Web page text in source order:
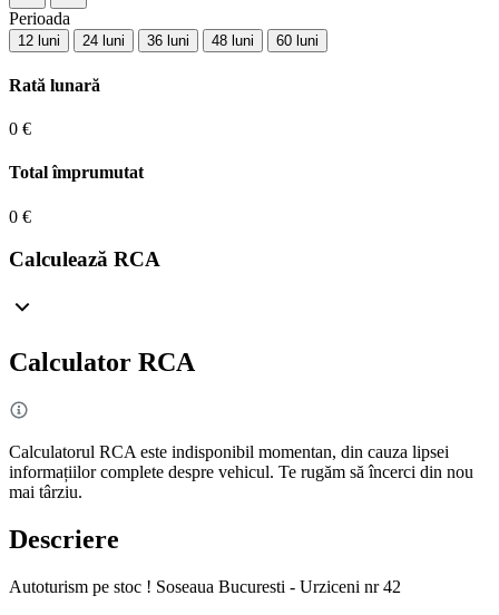
Perioada
12 luni 24 luni 36 luni 48 luni 60 luni
Rată lunară
0 €
Total împrumutat
0 €
Calculează RCA
Calculator RCA
Calculatorul RCA este indisponibil momentan, din cauza lipsei
informațiilor complete despre vehicul. Te rugăm să încerci din nou
mai târziu.
Descriere
Autoturism pe stoc ! Soseaua Bucuresti - Urziceni nr 42